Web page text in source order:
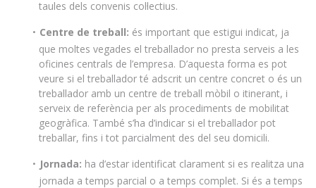
taules dels convenis col·lectius.
Centre de treball: és important que estigui indicat, ja
que moltes vegades el treballador no presta serveis a les
oficines centrals de l’empresa. D’aquesta forma es pot
veure si el treballador té adscrit un centre concret o és un
treballador amb un centre de treball mòbil o itinerant, i
serveix de referència per als procediments de mobilitat
geogràfica. També s’ha d’indicar si el treballador pot
treballar, fins i tot parcialment des del seu domicili.
Jornada: ha d’estar identificat clarament si es realitza una
jornada a temps parcial o a temps complet. Si és a temps